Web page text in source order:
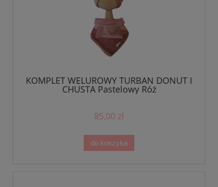
KOMPLET WELUROWY TURBAN DONUT I
CHUSTA Pastelowy Róż
85,00 zł
do koszyka